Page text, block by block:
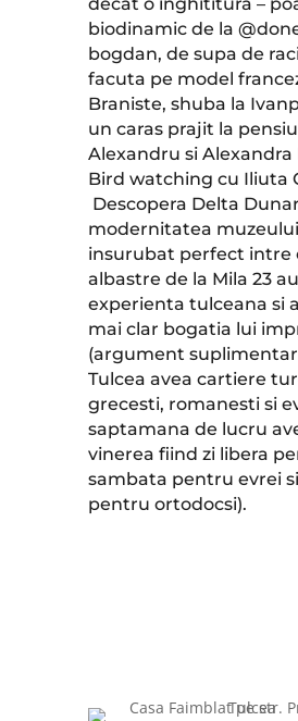
biodinamic de la
bogdan, de supa de
facuta pe model
Braniste, shuba la
un caras prajit la
Alexandru si Alexandra
Bird watching cu Iliuta
Descopera Delta
modernitatea
insurubat perfect intre
albastre de la Mila 23
experienta tulceana si
mai clar bogatia lui
(argument suplimentar
Tulcea avea cartiere
grecesti, romanesti si
saptamana de lucru
vinerea fiind zi libera
sambata pentru evrei
pentru ortodocsi).